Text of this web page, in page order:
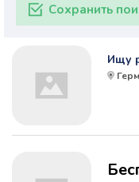
Сохранить
Ищу